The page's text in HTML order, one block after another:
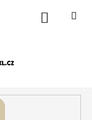
Nákupní